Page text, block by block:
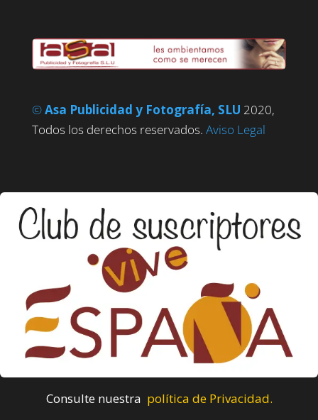
©Asa Publicidad y Fotografía, SLU 2020,
Todos los derechos reservados. Aviso Legal
Consulte nuestra política de Privacidad.